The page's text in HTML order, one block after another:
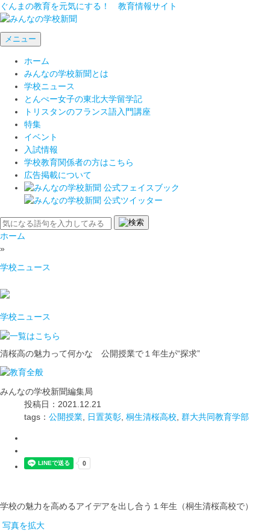
ぐんまの教育を元気にする！ 教育情報サイト
メニュー
ホーム
みんなの学校新聞とは
学校ニュース
とんぺー女子の東北大学留学記
トリスタンのフランス語入門講座
特集
イベント
入試情報
学校教育関係者の方はこちら
広告掲載について
ホーム
»
学校ニュース
学校ニュース
清桜高の魅力って何かな 公開授業で１年生が“探求”
みんなの学校新聞編集局
投稿日：2021.12.21
tags： 公開授業 日置英彰 桐生清桜高校 群大共同教育学部
学校の魅力を高めるアイデアを出し合う１年生（桐生清桜高校で）
写真を拡大